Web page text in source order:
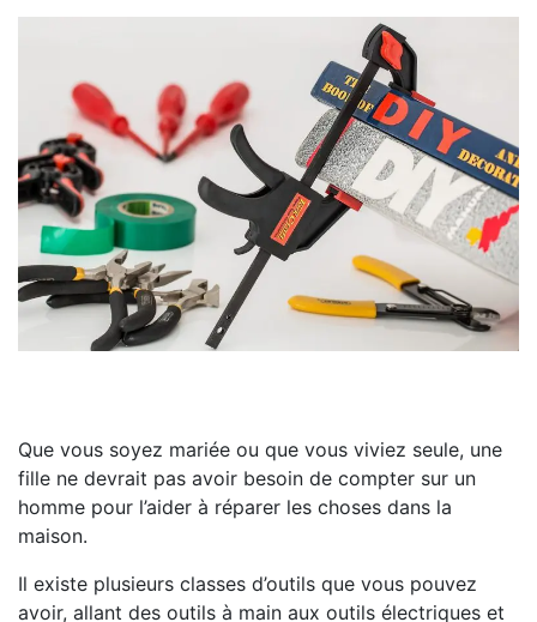
Que vous soyez mariée ou que vous viviez seule, une
fille ne devrait pas avoir besoin de compter sur un
homme pour l’aider à réparer les choses dans la
maison.
Il existe plusieurs classes d’outils que vous pouvez
avoir, allant des outils à main aux outils électriques et